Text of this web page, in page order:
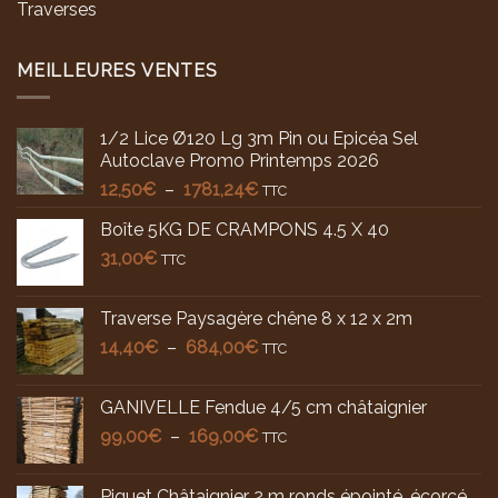
Traverses
MEILLEURES VENTES
1/2 Lice Ø120 Lg 3m Pin ou Epicéa Sel
Autoclave Promo Printemps 2026
12,50€ – 1781,24€Plage
prix :
TTC
Boîte 5KG DE CRAMPONS 4.5 X 40
31,00€ TTC
Traverse Paysagère chêne 8 x 12 x 2m
14,40€ – 684,00€Plage
14,40€
à
TTC
GANIVELLE Fendue 4/5 cm châtaignier
99,00€ – 169,00€Plage
TTC